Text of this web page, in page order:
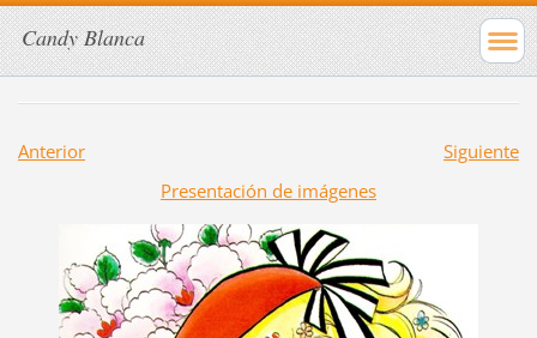
Candy Blanca
Anterior
Siguiente
Presentación de imágenes